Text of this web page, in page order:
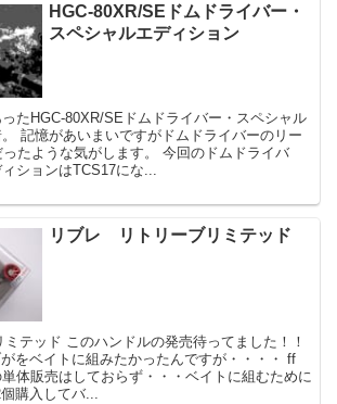
HGC-80XR/SEドムドライバー・
スペシャルエディション
たHGC-80XR/SEドムドライバー・スペシャル
記憶があいまいですがドムドライバーのリー
たような気がします。 今回のドムドライバ
ションはTCS17にな...
リブレ リトリーブリミテッド
テッド このハンドルの発売待ってました！！
をベイトに組みたかったんですが・・・・ ff
体販売はしておらず・・・ベイトに組むために
購入してバ...